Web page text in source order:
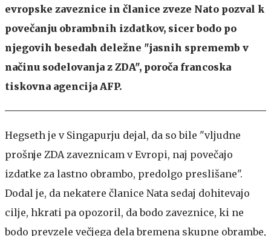
evropske zaveznice in članice zveze Nato pozval k
povečanju obrambnih izdatkov, sicer bodo po
njegovih besedah deležne "jasnih sprememb v
načinu sodelovanja z ZDA", poroča francoska
tiskovna agencija AFP.
Hegseth je v Singapurju dejal, da so bile "vljudne
prošnje ZDA zaveznicam v Evropi, naj povečajo
izdatke za lastno obrambo, predolgo preslišane".
Dodal je, da nekatere članice Nata sedaj dohitevajo
cilje, hkrati pa opozoril, da bodo zaveznice, ki ne
bodo prevzele večjega dela bremena skupne obrambe,